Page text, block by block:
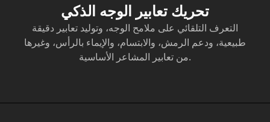
تحريك تعابير الوجه الذكي
التعرف التلقائي على ملامح الوجه، وتوليد تعابير دقيقة
طبيعية، ودعم الرمش، والابتسام، والإيماء بالرأس، وغيرها
من تعابير المشاعر الأساسية.